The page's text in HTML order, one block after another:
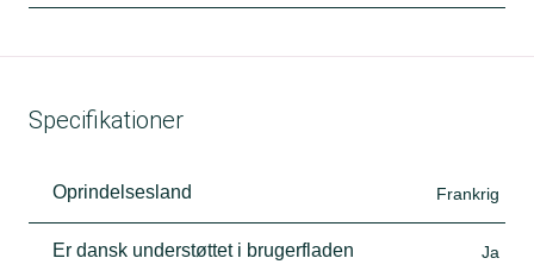
Specifikationer
Oprindelsesland Frankrig
Er dansk understøttet i brugerfladen Ja